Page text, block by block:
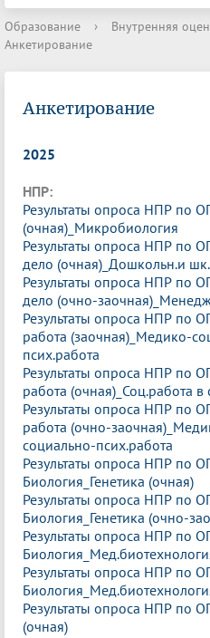
Образование › Внутренняя
Анкетирование
Анкетирование
2025
НПР:
Результаты опроса НПР по
(очная)_Микробиология
Результаты опроса НПР по
дело (очная)_Дошкольн.и
Результаты опроса НПР по
дело (очно-
Результаты опроса НПР по
работа (заочная)_Медико-
псих.работа
Результаты опроса НПР по
работа (очная)_Соц.работа
Результаты опроса НПР по
работа (очно-
социально-псих.работа
Результаты опроса НПР по
Биология_Генетика (очная)
Результаты опроса НПР по
Биология_Генетика (очно-
Результаты опроса НПР по
Результаты опроса НПР по
Результаты опроса НПР по
(очная)